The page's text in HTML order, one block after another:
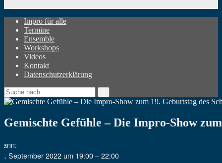
Impro für alle
Termine
Ensemble
Workshops
Videos
Kontakt
Datenschutzerklärung
Gemischte Gefühle – Die Impro-Show
September 2022 um 19:00 – 22:00